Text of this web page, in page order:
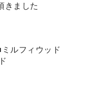
きました
ルフィウッド